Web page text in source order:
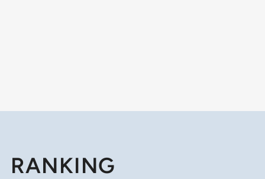
RANKING